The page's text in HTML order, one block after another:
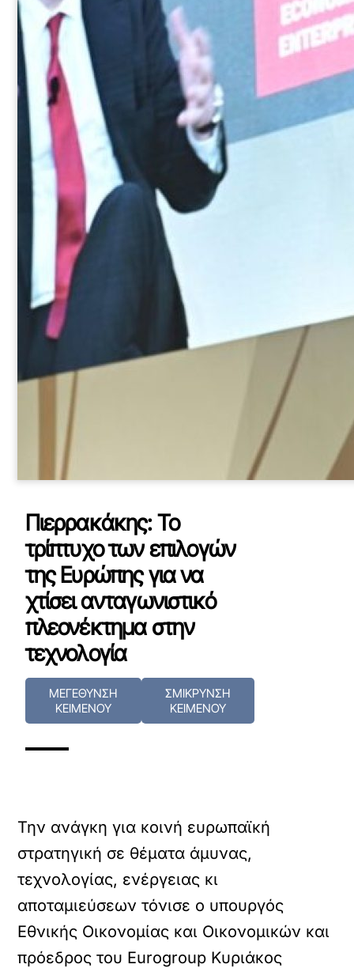
Πιερρακάκης: Το
τρίπτυχο των επιλογών
της Ευρώπης για να
χτίσει ανταγωνιστικό
πλεονέκτημα στην
τεχνολογία
ΜΕΓΕΘΥΝΣΗ
ΚΕΙΜΕΝΟΥ
ΣΜΙΚΡΥΝΣΗ
ΚΕΙΜΕΝΟΥ
Την ανάγκη για κοινή ευρωπαϊκή
στρατηγική σε θέματα άμυνας,
τεχνολογίας, ενέργειας κι
αποταμιεύσεων τόνισε ο υπουργός
Εθνικής Οικονομίας και Οικονομικών και
πρόεδρος του Eurogroup Κυριάκος